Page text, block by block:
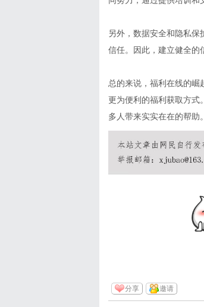
另外，数据安全和隐私
信任。因此，建立健全的
总的来说，福利在线的崛
更为便利的福利获取方式
多人带来实实在在的帮助。
分享 邀请